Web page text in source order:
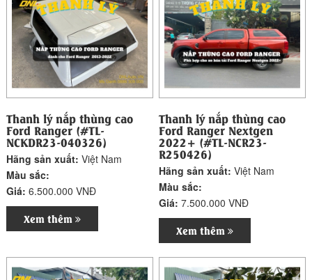
Thanh lý nắp thùng cao
Ford Ranger (#TL-
NCKDR23-040326)
Hãng sản xuất:Việt Nam
Màu sắc:
Giá:6.500.000 VNĐ
Xem thêm
Thanh lý nắp thùng cao
Ford Ranger Nextgen
2022+ (#TL-NCR23-
R250426)
Hãng sản xuất:Việt Nam
Màu sắc:
Giá:7.500.000 VNĐ
Xem thêm